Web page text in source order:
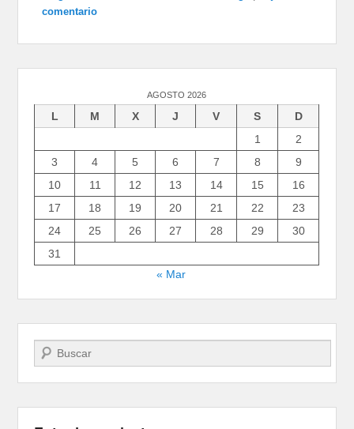
comentario
AGOSTO 2026
L M X J V S
D
1
2
3
4 5 6 7 8
9
10
11 12 13 14 15
16
17
18 19 20 21 22
23
24
25 26 27 28 29
30
31
« Mar
Buscar